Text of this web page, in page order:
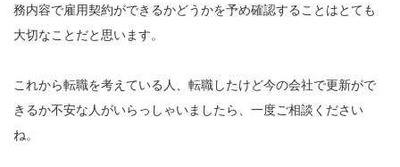
務内容で雇用契約ができるかどうかを予め確認することはとても
大切なことだと思います。
これから転職を考えている人、転職したけど今の会社で更新がで
きるか不安な人がいらっしゃいましたら、一度ご相談ください
ね。